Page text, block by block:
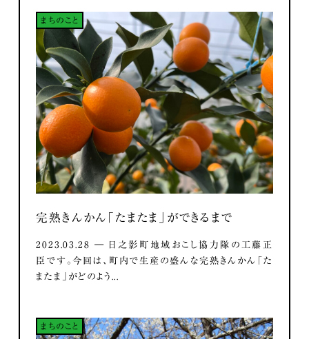
まちのこと
完熟きんかん「たまたま」ができるまで
2023.03.28 ― 日之影町地域おこし協力隊の工藤正
臣です。今回は、町内で生産の盛んな完熟きんかん「た
またま」がどのよう...
まちのこと